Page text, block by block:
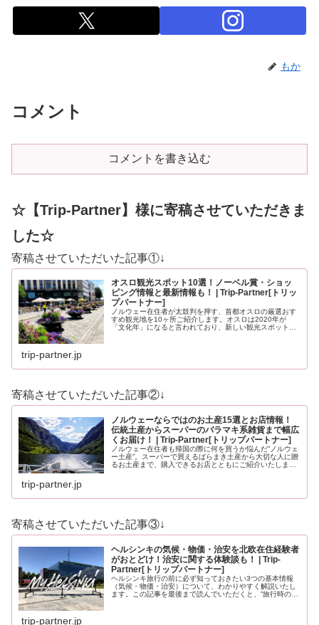
もか
コメント
コメントを書き込む
☆【Trip-Partner】様に寄稿させていただきま
した☆
寄稿させていただいた記事①↓
オスロ観光スポット10選！ノーベル賞・ショッ
ピング情報と最新情報も！ | Trip-Partner[トリッ
プパートナー]
ノルウェー在住者が太鼓判を押す、首都オスロの厳選おす
すめ観光地を10ヶ所ご紹介します。オスロは2020年が
「文化年」になると言われており、新しい観光スポットも
trip-partner.jp
寄稿させていただいた記事②↓
ノルウェーならではのお土産15選とお店情報！
伝統土産からスーパーのバラマキ系雑貨まで幅広
くお届け！ | Trip-Partner[トリップパートナー]
ノルウェー在住者も帰国の際に何を買うか悩んだ”ノルウェ
ー土産”。スーパーで買えるばらまき土産から大切な人に贈
るお土産まで、購入できるお店とともにご紹介いたしま
trip-partner.jp
寄稿させていただいた記事③↓
ヘルシンキの気候・物価・治安を北欧在住経験者
がおとどけ！治安に関する体験談も！ | Trip-
Partner[トリップパートナー]
ヘルシンキ旅行の前に必ず知っておきたい3つの基本情報
（気候・物価・治安）について、わかりやすく解説いたし
ます。この記事を最後まで読んでいただくと、”旅行時の服
trip-partner.jp